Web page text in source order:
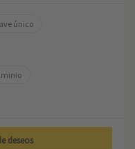
único
deseos